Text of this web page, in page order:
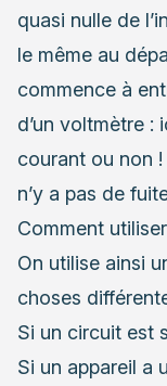
quasi nulle de
le même au
commence à
d’un voltmètre :
courant ou non !
n’y a pas de
Comment
On utilise ainsi
choses
Si un circuit est
Si un appareil a